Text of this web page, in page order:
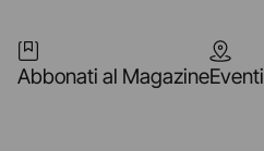
Abbonati al MagazineEventi